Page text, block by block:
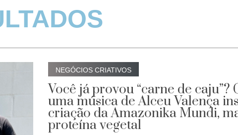
NEGÓCIOS CRIATIVOS
Você já provou “carne de caju”?
uma música de Alceu Valença
criação da Amazonika Mundi,
proteína vegetal